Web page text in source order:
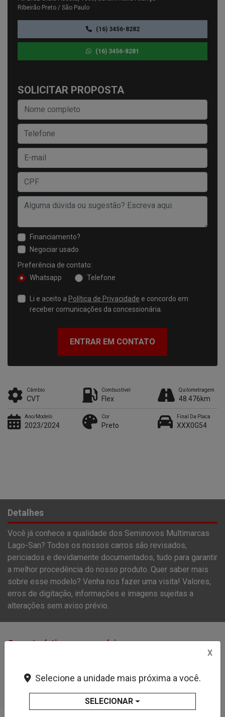
Ribeirão Preto / São Paulo
(16) 3456-8282
(16) 3456-8281
SOLICITAR PROPOSTA
Financiamento?
Negociar usado
Preferência de contato:
Whatsapp
Telefone
Li e aceito a Política de Privacidade e concordo em
receber comunicações da concessionária.
ENTRAR EM CONTATO
Câmbio
CVT
Combustível
Flex
Quilometragem
48.476km
Ano/Modelo
2023/2024
Cor
Preto
Final Da Placa
XXX0G54
Detalhes
Você já conhece a qualidade dos Seminovos Multimarcas
Lago-San? Todos os nossos carros são revisados,
periciados e devidamente documentados, tudo para garantir
a melhor procedência do nosso produto. Quer saber mais
sobre esse modelo? Venha nos fazer uma visita! Valores,
erros de digitação, informações e imagens sujeitas a
alterações sem aviso prévio.
Características e acessórios
Airbag Duplo
Alarme
X
Selecione a unidade mais próxima a você.
SELECIONAR